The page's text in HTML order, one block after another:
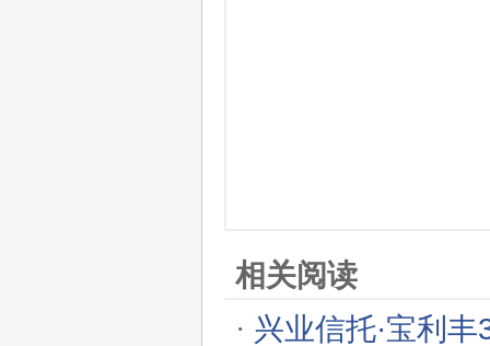
相关阅读
· 兴业信托·宝利